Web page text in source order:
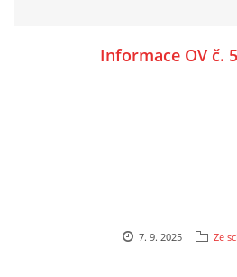
Informace OV č.
7. 9. 2025 Ze